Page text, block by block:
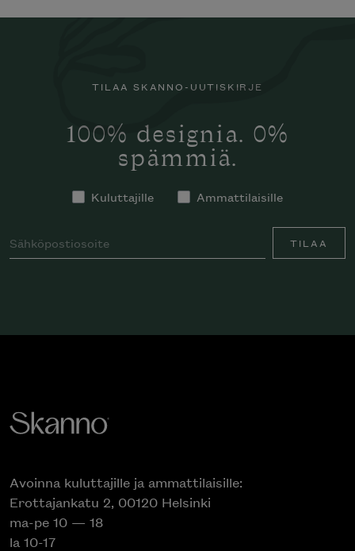
TILAA SKANNO-UUTISKIRJE
100% designia. 0%
spämmiä.
Kuluttajille Ammattilaisille
TILAA
Avoinna kuluttajille ja ammattilaisille:
Erottajankatu 2, 00120 Helsinki
ma-pe 10 — 18
la 10-17